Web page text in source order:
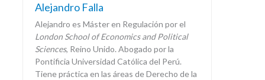
Alejandro Falla
Alejandro es Máster en Regulación por el
London School of Economics and Political
Sciences, Reino Unido. Abogado por la
Pontificia Universidad Católica del Perú.
Tiene práctica en las áreas de Derecho de la